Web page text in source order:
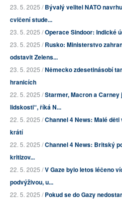
23. 5. 2025 /Bývalý velitel NATO
cvičení stude...
23. 5. 2025 /Operace Sindoor: Indické
23. 5. 2025 /Rusko: Ministerstvo
odstavit Zelens...
23. 5. 2025 /Německo zdesetinásobí
hranicích
22. 5. 2025 /Starmer, Macron a
lidskosti“, říká N...
22. 5. 2025 /Channel 4 News: Malé
krátí
22. 5. 2025 /Channel 4 News: Britský
kritizov...
22. 5. 2025 /V Gaze bylo letos léčeno
podvýživou, u...
22. 5. 2025 /Pokud se do Gazy